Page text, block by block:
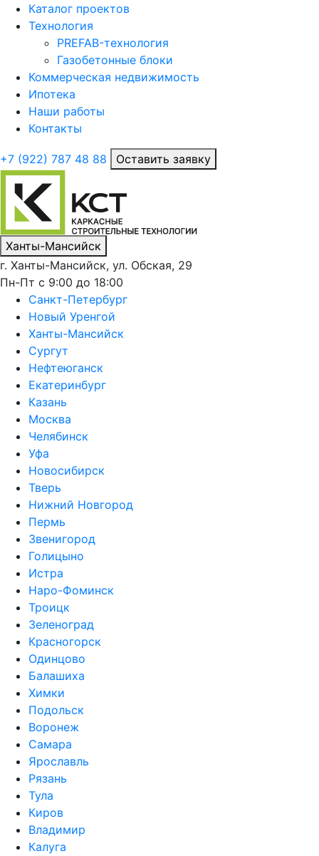
Каталог проектов
Технология
PREFAB-технология
Газобетонные блоки
Коммерческая недвижимость
Ипотека
Наши работы
Контакты
+7 (922) 787 48 88 Оставить заявку
Ханты-Мансийск
г. Ханты-Мансийск, ул. Обская, 29
Пн-Пт с 9:00 до 18:00
Санкт-Петербург
Новый Уренгой
Ханты-Мансийск
Сургут
Нефтеюганск
Екатеринбург
Казань
Москва
Челябинск
Уфа
Новосибирск
Тверь
Нижний Новгород
Пермь
Звенигород
Голицыно
Истра
Наро-Фоминск
Троицк
Зеленоград
Красногорск
Одинцово
Балашиха
Химки
Подольск
Воронеж
Самара
Ярославль
Рязань
Тула
Киров
Владимир
Калуга